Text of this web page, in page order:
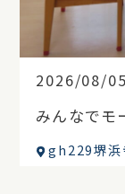
2026/08/05
みんなでモ
gh229堺浜